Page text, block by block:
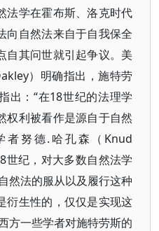
法学在霍布斯、洛克时代
向自然法来自于自我保全
自其问世就引起争议。美
）明确指出，施特劳
出：“在18世纪的法理学
权利被看作是源自于自然
者努德.哈孔森（Knud
纪，对大多数自然法学
然法的服从以及履行这种
衍生性的，仅仅是实现这
方一些学者对施特劳斯的